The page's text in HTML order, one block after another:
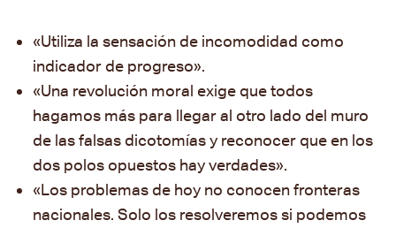
«Utiliza la sensación de incomodidad como
indicador de progreso».
«Una revolución moral exige que todos
hagamos más para llegar al otro lado del muro
de las falsas dicotomías y reconocer que en los
dos polos opuestos hay verdades».
«Los problemas de hoy no conocen fronteras
nacionales. Solo los resolveremos si podemos